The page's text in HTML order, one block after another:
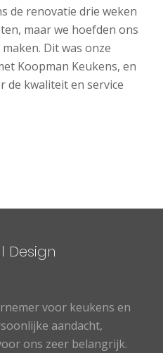
de renovatie drie weken
maar we hoefden ons
Dit was onze
Koopman Keukens, en
de kwaliteit en service
Design
voor keukens en
aandacht,
ons zeer belangrijk.